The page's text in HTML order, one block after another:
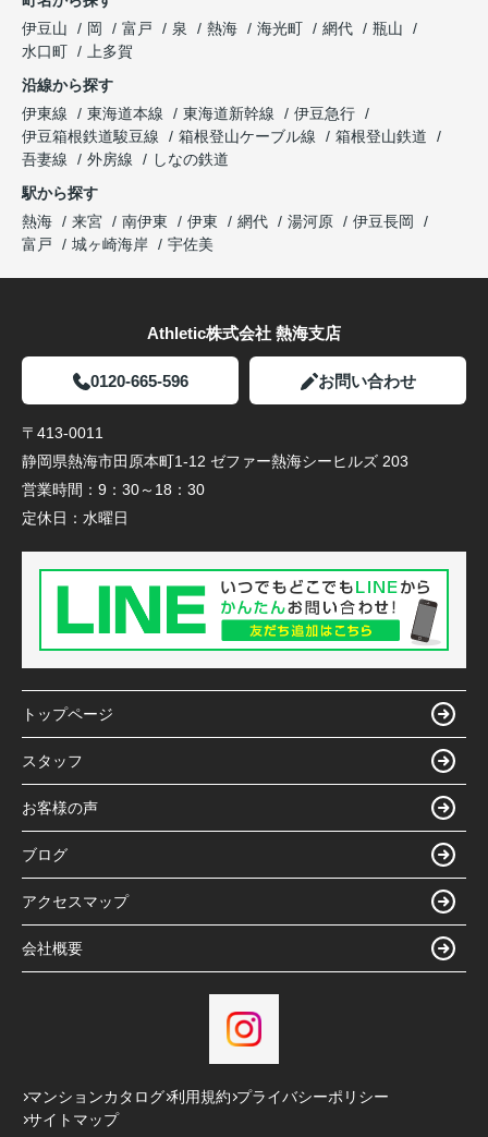
伊豆山
岡 富戸 泉 熱海 海光町 網代
瓶山
水口町
上多賀
沿線から探す
伊東線
東海道本線 東海道新幹線
伊豆急行
伊豆箱根鉄道駿豆線
箱根登山ケーブル線
箱根登山鉄道
吾妻線
外房線
しなの鉄道
駅から探す
熱海
来宮 南伊東 伊東 網代 湯河原
伊豆長岡
富戸
城ヶ崎海岸 宇佐美
Athletic株式会社 熱海支店
0120-665-596 お問い合わせ
〒413-0011
静岡県熱海市田原本町1-12 ゼファー熱海シーヒルズ 203
営業時間： 9：30～18：30
定休日： 水曜日
トップページ
スタッフ
お客様の声
ブログ
アクセスマップ
会社概要
マンションカタログ 利用規約 プライバシーポリシー
サイトマップ